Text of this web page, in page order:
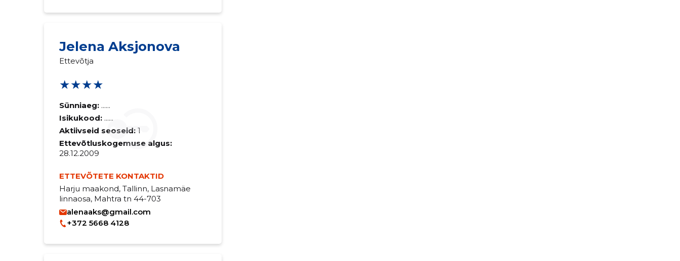
Jelena Aksjonova
Ettevõtja
★★★★
Sünniaeg: ......
Isikukood: ......
Aktiivseid seoseid: 1
Ettevõtluskogemuse algus:
28.12.2009
ETTEVÕTETE KONTAKTID
Harju maakond, Tallinn, Lasnamäe
linnaosa, Mahtra tn 44-703
alenaaks@gmail.com
+372 5668 4128